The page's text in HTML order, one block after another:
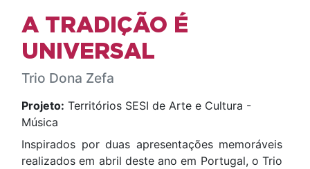
A TRADIÇÃO É
UNIVERSAL
Trio Dona Zefa
Projeto: Territórios SESI de Arte e Cultura -
Música
Inspirados por duas apresentações memoráveis
realizados em abril deste ano em Portugal, o Trio